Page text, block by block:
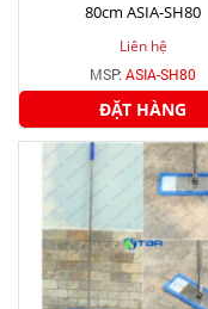
80cm ASIA-SH80
Liên hệ
MSP: ASIA-SH80
ĐẶT HÀNG